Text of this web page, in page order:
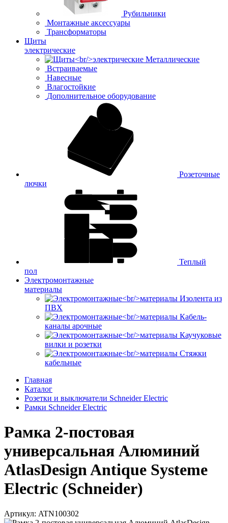
Рубильники
Монтажные аксессуары
Трансформаторы
Щиты
электрические
Металлические
Встраиваемые
Навесные
Влагостойкие
Дополнительное оборудование
Розеточные
лючки
Теплый
пол
Электромонтажные
материалы
Изолента из
ПВХ
Кабель-
каналы арочные
Каучуковые
вилки и розетки
Стяжки
кабельные
Главная
Каталог
Розетки и выключатели Schneider Electric
Рамки Schneider Electric
Рамка 2-постовая
универсальная Алюминий
AtlasDesign Antique Systeme
Electric (Schneider)
Артикул: ATN100302